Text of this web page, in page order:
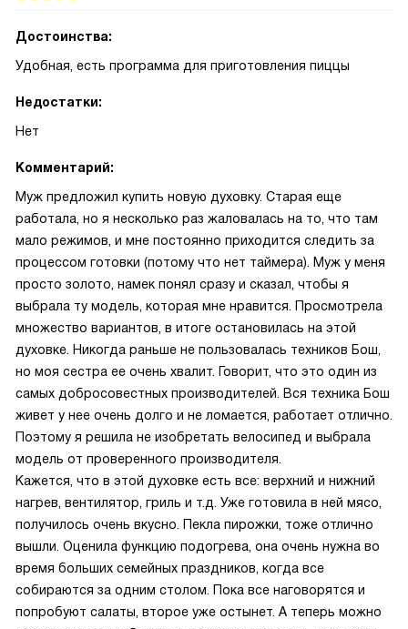
Достоинства:
Удобная, есть программа для приготовления пиццы
Недостатки:
Нет
Комментарий:
Муж предложил купить новую духовку. Старая еще
работала, но я несколько раз жаловалась на то, что там
мало режимов, и мне постоянно приходится следить за
процессом готовки (потому что нет таймера). Муж у меня
просто золото, намек понял сразу и сказал, чтобы я
выбрала ту модель, которая мне нравится. Просмотрела
множество вариантов, в итоге остановилась на этой
духовке. Никогда раньше не пользовалась техников Бош,
но моя сестра ее очень хвалит. Говорит, что это один из
самых добросовестных производителей. Вся техника Бош
живет у нее очень долго и не ломается, работает отлично.
Поэтому я решила не изобретать велосипед и выбрала
модель от проверенного производителя.
Кажется, что в этой духовке есть все: верхний и нижний
нагрев, вентилятор, гриль и т.д. Уже готовила в ней мясо,
получилось очень вкусно. Пекла пирожки, тоже отлично
вышли. Оценила функцию подогрева, она очень нужна во
время больших семейных праздников, когда все
собираются за одним столом. Пока все наговорятся и
попробуют салаты, второе уже остынет. А теперь можно